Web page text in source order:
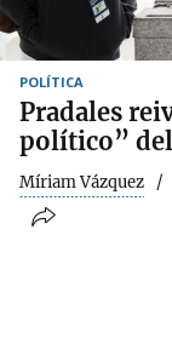
POLÍTICA
Pradales
político”
Míriam Vázquez